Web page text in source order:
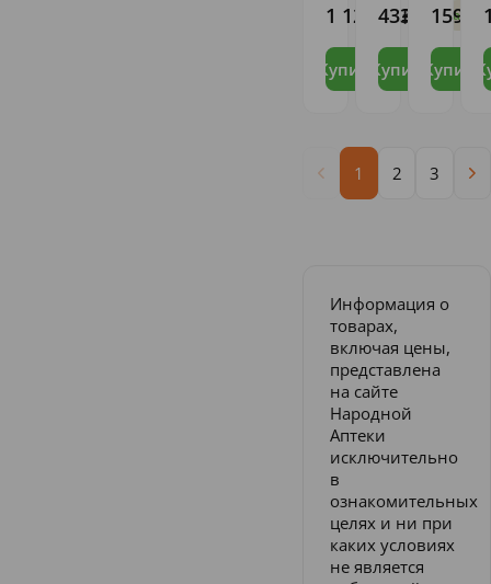
АГ
1 128 ,76 В
Купить
ГМБХ
433 ,89
Купить
СЛУ
159 ,17
Купить
1 2 3
Информация о
товарах,
включая цены,
представлена
на сайте
Народной
Аптеки
исключительно
в
ознакомительных
целях и ни при
каких условиях
не является